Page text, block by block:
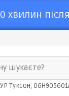
хвилин
шукаєте?
Туксон,